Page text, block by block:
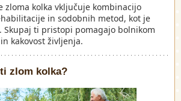
zloma kolka vključuje kombinacijo
in sodobnih metod, kot je
Skupaj ti pristopi pomagajo bolnikom
kakovost življenja.
zlom kolka?